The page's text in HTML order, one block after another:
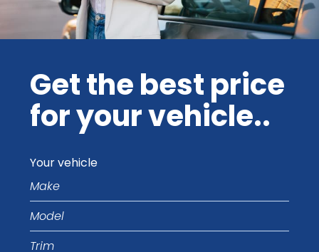
Get the best price
for your vehicle..
Your vehicle
Make
Model
Trim